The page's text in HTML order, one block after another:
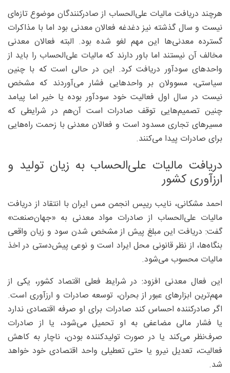
هرچند دریافت مالیات علی‌الحساب از صادرکنندگان موضوع تازه‌ای
نیست و سال گذشته نیز دغدغه فعالان معدنی بود اما با مذاکرات
گسترده معدنی‌ها این مهم لغو شده بود. البته فعالان معدنی
مخالف آن نیستند اما باور دارند که مالیات علی‌الحساب را باید از
واحدهای سودآور دریافت کرد. این در حالی است که با چنین
سیاستی، مسوولان بر واحدهایی فشار می‌آوردند که مشخص
نیست در سال اول فعالیت خود سودآور بوده یا خیر اما پیامد
چنین تصمیم‌هایی توقف صادرات است آن‌هم در شرایطی که
مسیرهای تجاری مسدود است و فعالان معدنی با زحمت راه‌هایی
برای صادرات پیدا می‌کنند.
دریافت مالیات علی‌الحساب به زیان تولید و
ارزآوری کشور
احمد مشکانی، نایب رییس انجمن مس ایران با انتقاد از دریافت
مالیات علی‌الحساب از صادرات مواد معدنی به «جهان‌صنعت»
گفت: دریافت این مبلغ پیش از مشخص شدن سود و زیان واقعی
بنگاه‌ها، از نظر قانونی محل ایراد است و نوعی پیش‌دستی در اخذ
مالیات محسوب می‌شود.
این فعال معدنی افزود: در شرایط فعلی اقتصاد کشور، یکی از
مهم‌ترین ابزارهای عبور از بحران، توسعه صادرات و ارزآوری است.
اگر صادرکننده احساس کند صادرات برای او صرفه اقتصادی ندارد
یا فشار مالی مضاعفی به او تحمیل می‌شود، یا از صادرات
صرف‌نظر می‌کند یا در صورت تولیدکننده بودن، ناچار به کاهش
فعالیت، تعدیل نیرو یا حتی تعطیلی واحد اقتصادی خود خواهد
شد.